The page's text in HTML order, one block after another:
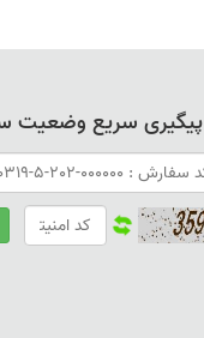
پیگیری سریع وضعیت